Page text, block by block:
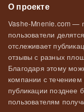
О проекте
Vashe-Mnenie.com —
пользователи
отслеживает
отзывы с разных
Благодаря этому
компании с
публикации
пользователям